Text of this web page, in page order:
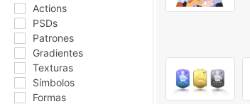
Actions
PSDs
Patrones
Gradientes
Texturas
Símbolos
Formas